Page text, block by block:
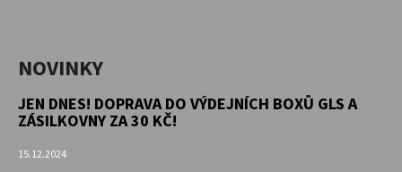
NOVINKY
JEN DNES! DOPRAVA DO VÝDEJNÍCH BOXŮ GLS A
ZÁSILKOVNY ZA 30 KČ!
15.12.2024